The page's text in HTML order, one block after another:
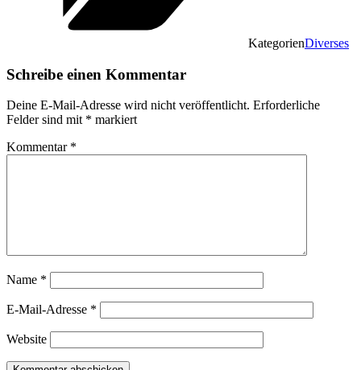
KategorienDiverses
Schreibe einen Kommentar
Deine E-Mail-Adresse wird nicht veröffentlicht. Erforderliche
Felder sind mit * markiert
Kommentar *
Name *
E-Mail-Adresse *
Website